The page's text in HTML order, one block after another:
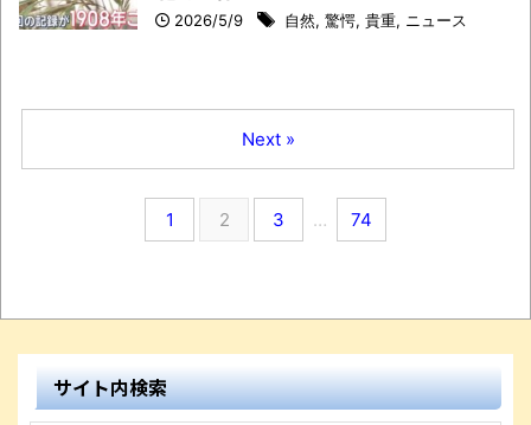
2026/5/9 自然, 驚愕, 貴重, ニュース
1 2 3 … 74
Next »
サイト内検索